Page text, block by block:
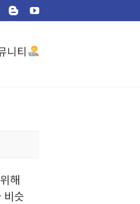
Facebook
BloggerYouTube
니티
해
비슷